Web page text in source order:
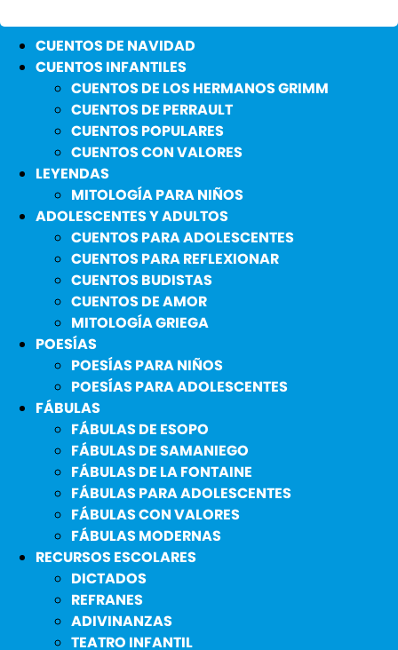
CUENTOS DE NAVIDAD
CUENTOS INFANTILES
CUENTOS DE LOS HERMANOS GRIMM
CUENTOS DE PERRAULT
CUENTOS POPULARES
CUENTOS CON VALORES
LEYENDAS
MITOLOGÍA PARA NIÑOS
ADOLESCENTES Y ADULTOS
CUENTOS PARA ADOLESCENTES
CUENTOS PARA REFLEXIONAR
CUENTOS BUDISTAS
CUENTOS DE AMOR
MITOLOGÍA GRIEGA
POESÍAS
POESÍAS PARA NIÑOS
POESÍAS PARA ADOLESCENTES
FÁBULAS
FÁBULAS DE ESOPO
FÁBULAS DE SAMANIEGO
FÁBULAS DE LA FONTAINE
FÁBULAS PARA ADOLESCENTES
FÁBULAS CON VALORES
FÁBULAS MODERNAS
RECURSOS ESCOLARES
DICTADOS
REFRANES
ADIVINANZAS
TEATRO INFANTIL